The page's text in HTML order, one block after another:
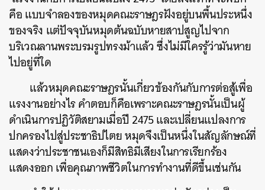
คือ แบบจำลองของหมุดคณะราษฎรฝังอยู่บนพื้นประหนึ่ง
ของจริง แต่ปัจจุบันหมุดต้นฉบับหายสาปสูญไปจาก
บริเวณลานพระบรมรูปทรงม้าแล้ว ซึ่งไม่มีใครรู้ว่ามันหาย
ไปอยู่ที่ใด
แล้วหมุดคณะราษฎรนั้นเกี่ยวข้องกันกับการต่อสู้เพื่อ
แรงงานอย่างไร คำตอบก็คือเพราะคณะราษฎรนั้นเป็นผู้
ดำเนินการปฏิวัติสยามเมื่อปี 2475 และเปลี่ยนแปลงการ
ปกครองไปสู่ประชาธิปไตย หมุดจึงเป็นหนึ่งในสัญลักษณ์ที่
แสดงว่าประชาชนเองก็มีสิทธิมีเสียงในการเรียกร้อง
แสดงออก เพื่อคุณภาพชีวิตในการทำงานที่ดีขึ้นเช่นกัน